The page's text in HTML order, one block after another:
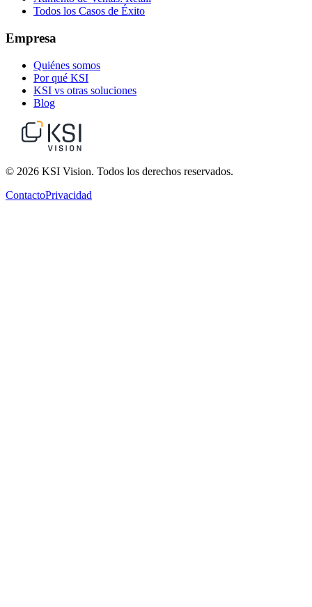
Todos los Casos de Éxito
Empresa
Quiénes somos
Por qué KSI
KSI vs otras soluciones
Blog
© 2026 KSI Vision. Todos los derechos reservados.
ContactoPrivacidad